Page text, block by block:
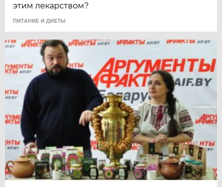
этим лекарством?
ПИТАНИЕ И ДИЕТЫ